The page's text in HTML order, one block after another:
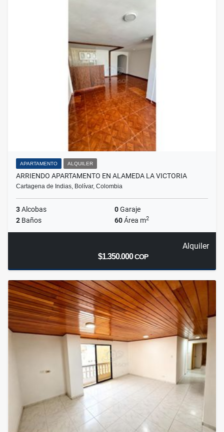
APARTAMENTO ALQUILER
ARRIENDO APARTAMENTO EN ALAMEDA LA VICTORIA
Cartagena de Indias, Bolívar, Colombia
3Alcobas 0Garaje
2 Baños 60Área m2
Alquiler
$1.350.000COP